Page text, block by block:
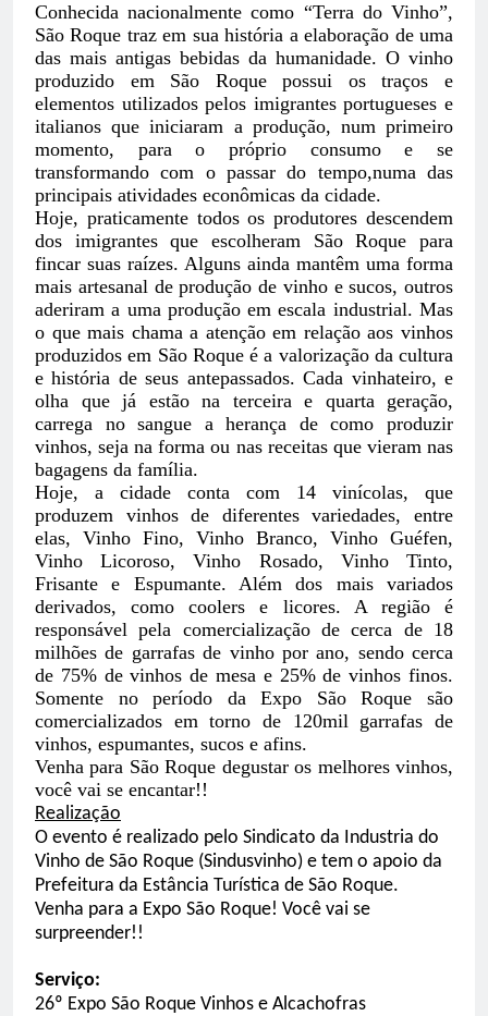
Conhecida nacionalmente como “Terra do Vinho”,
São Roque traz em sua história a elaboração de uma
das mais antigas bebidas da humanidade. O vinho
produzido em São Roque possui os traços e
elementos utilizados pelos imigrantes portugueses e
italianos que iniciaram a produção, num primeiro
momento, para o próprio consumo
e
se
transformando com o passar do tempo,numa das
principais atividades econômicas da cidade.
Hoje, praticamente todos os produtores descendem
dos imigrantes que escolheram São Roque para
fincar suas raízes. Alguns ainda mantêm uma forma
mais artesanal de produção de vinho e sucos, outros
aderiram a uma produção em escala industrial. Mas
o que mais chama a atenção em relação aos vinhos
produzidos em São Roque é a valorização da cultura
e história de seus antepassados. Cada vinhateiro, e
olha que já estão na terceira e quarta geração,
carrega no sangue a herança de como produzir
vinhos, seja na forma ou nas receitas que vieram nas
bagagens da família.
Hoje, a cidade conta com 14 vinícolas, que
produzem vinhos de diferentes variedades, entre
elas, Vinho Fino, Vinho Branco, Vinho Guéfen,
Vinho Licoroso, Vinho Rosado, Vinho Tinto,
Frisante e Espumante. Além dos mais variados
derivados, como coolers e licores. A região é
responsável pela comercialização de cerca de 18
milhões de garrafas de vinho por ano, sendo cerca
de 75% de vinhos de mesa e 25% de vinhos finos.
Somente no período da Expo São Roque são
comercializados em torno de 120mil garrafas de
vinhos, espumantes, sucos e afins.
Venha para São Roque degustar os melhores vinhos,
você vai se encantar!!
Realização
O evento é realizado pelo Sindicato da Industria do
Vinho de São Roque (Sindusvinho) e tem o apoio da
Prefeitura da Estância Turística de São Roque.
Venha para a Expo São Roque! Você vai se
surpreender!!
Serviço:
26º Expo São Roque Vinhos e Alcachofras